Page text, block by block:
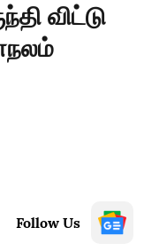
விட்டு
Follow Us